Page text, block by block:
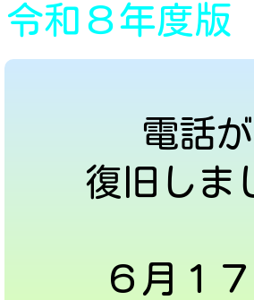
令和８年度版
電話が
復旧しま
６月１